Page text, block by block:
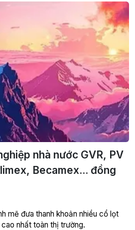
nhà nước GVR, PV
Becamex... đồng
mẽ đưa thanh khoản nhiều cổ lọt
nhất toàn thị trường.